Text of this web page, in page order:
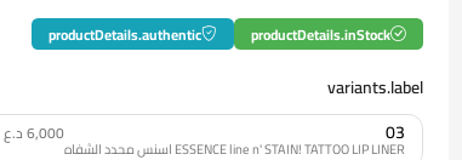
productDetails.inStock
productDetails.authentic
variants.label
03
ESSENCE line n' STAIN! TATTOO LIP LINER اسنس محدد الشفاه
6,000 د.ع